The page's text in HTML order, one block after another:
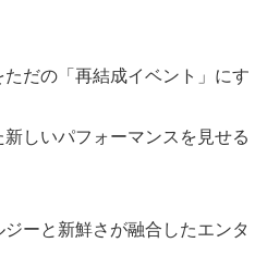
だの「再結成イベント」にす
しいパフォーマンスを見せる
ーと新鮮さが融合したエンタ